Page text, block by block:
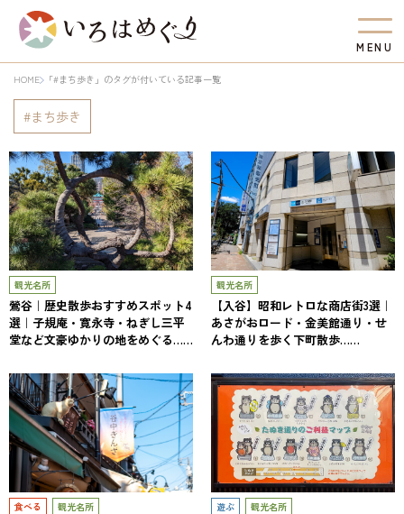
M EN U
HOME 「#まち歩き」のタグが付いている記事一覧
まち歩き
観光名所
鶯谷｜歴史散歩おすすめスポット4
選｜子規庵・寛永寺・ねぎし三平
堂など文豪ゆかりの地をめぐる……
観光名所
【入谷】昭和レトロな商店街3選｜
あさがおロード・金美館通り・せ
んわ通りを歩く下町散歩……
食べる 観光名所 遊ぶ 観光名所